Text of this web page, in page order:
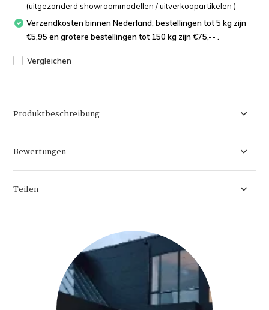
(uitgezonderd showroommodellen / uitverkoopartikelen )
Verzendkosten binnen Nederland; bestellingen tot 5 kg zijn
€5,95 en grotere bestellingen tot 150 kg zijn €75,-- .
Vergleichen
Produktbeschreibung
Bewertungen
Teilen